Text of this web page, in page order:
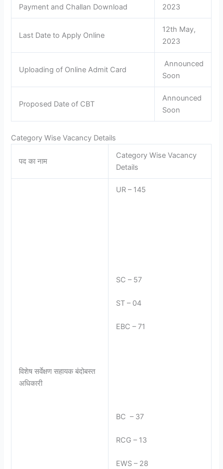
Payment and Challan Download
2023
Last Date to Apply Online
12th May,
2023
Uploading of Online Admit Card
Announced
Soon
Proposed Date of CBT
Announced
Soon
Category Wise Vacancy Details
पद का नाम
Category Wise Vacancy
Details
विशेष सर्वेक्षण सहायक बंदोबस्त
अधिकारी
UR – 145
SC – 57
ST – 04
EBC – 71
BC – 37
RCG – 13
EWS – 28